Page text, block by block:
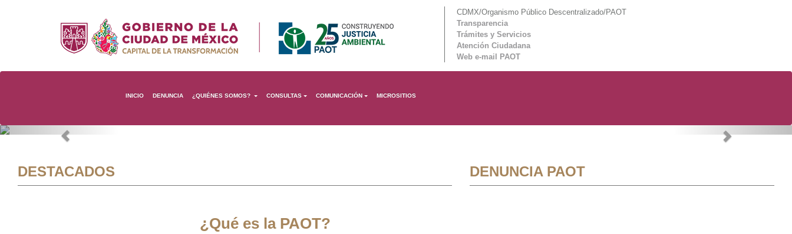
CDMX/Organismo Público Descentralizado/PAOT
Transparencia
Trámites y Servicios
Atención Ciudadana
Web e-mail PAOT
INICIO DENUNCIA ¿QUIÉNES SOMOS? CONSULTAS COMUNICACIÓN MICROSITIOS
Previous Next
DESTACADOS
¿Qué es la PAOT?
DENUNCIA PAOT